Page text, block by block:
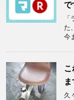
で
た
今
久